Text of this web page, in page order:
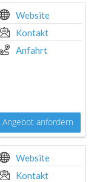
Website
Kontakt
Anfahrt
Angebot anfordern
Website
Kontakt